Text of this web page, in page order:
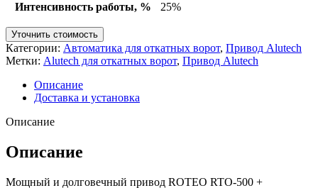
Интенсивность работы, % 25%
Уточнить стоимость
Категории: Автоматика для откатных ворот, Привод Alutech
Метки: Alutech для откатных ворот, Привод Alutech
Описание
Доставка и установка
Описание
Описание
Мощный и долговечный привод ROTEO RTО-500 +